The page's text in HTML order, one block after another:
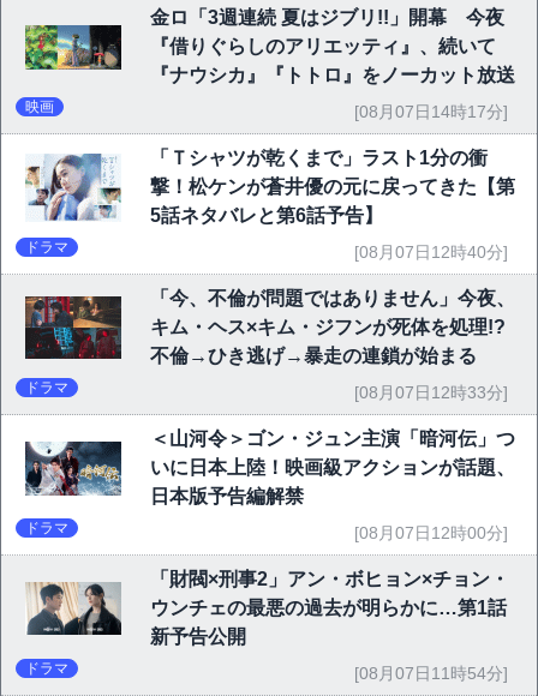
金ロ「3週連続 夏はジブリ!!」開幕 今夜
『借りぐらしのアリエッティ』、続いて
『ナウシカ』『トトロ』をノーカット放送
映画 [08月07日14時17分]
「Ｔシャツが乾くまで」ラスト1分の衝
撃！松ケンが蒼井優の元に戻ってきた【第
5話ネタバレと第6話予告】
ドラマ [08月07日12時40分]
「今、不倫が問題ではありません」今夜、
キム・ヘス×キム・ジフンが死体を処理!?
不倫→ひき逃げ→暴走の連鎖が始まる
ドラマ [08月07日12時33分]
＜山河令＞ゴン・ジュン主演「暗河伝」つ
いに日本上陸！映画級アクションが話題、
日本版予告編解禁
ドラマ [08月07日12時00分]
「財閥×刑事2」アン・ボヒョン×チョン・
ウンチェの最悪の過去が明らかに…第1話
新予告公開
ドラマ [08月07日11時54分]